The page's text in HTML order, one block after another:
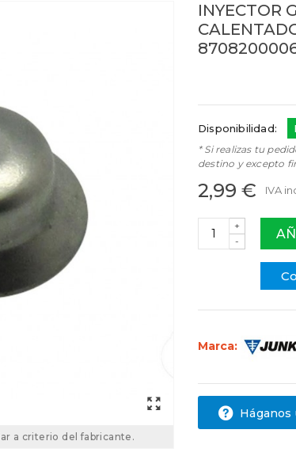
a criterio del fabricante.
INYECTOR
Disponibilidad:
* Si realizas tu
destino y excepto
2,99 € IVA
-
+
Marca:
Háganos